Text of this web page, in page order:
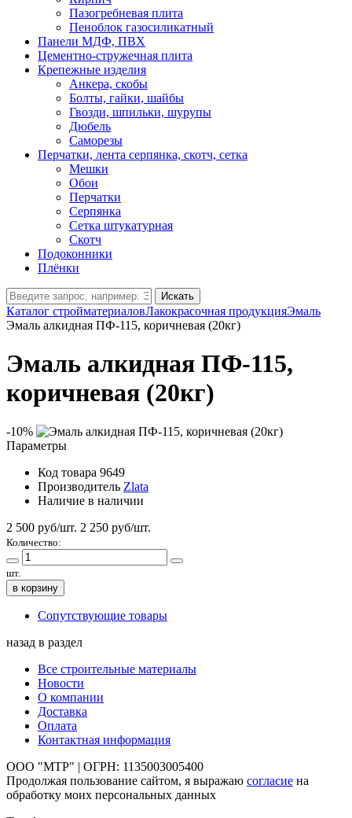
Пазогребневая плита
Пеноблок газосиликатный
Панели МДФ, ПВХ
Цементно-стружечная плита
Крепежные изделия
Анкера, скобы
Болты, гайки, шайбы
Гвозди, шпильки, шурупы
Дюбель
Саморезы
Перчатки, лента серпянка, скотч, сетка
Мешки
Обои
Перчатки
Серпянка
Сетка штукатурная
Скотч
Подоконники
Плёнки
Искать
Каталог стройматериаловЛакокрасочная продукцияЭмаль
Эмаль алкидная ПФ-115, коричневая (20кг)
Эмаль алкидная ПФ-115,
коричневая (20кг)
-10%
Параметры
Код товара 9649
Производитель Zlata
Наличие в наличии
2 500 руб/шт. 2 250 руб/шт.
Количество:
шт.
в корзину
Сопутствующие товары
назад в раздел
Все строительные материалы
Новости
О компании
Доставка
Оплата
Контактная информация
ООО "МТР" | ОГРН: 1135003005400
Продолжая пользование сайтом, я выражаю согласие на
обработку моих персональных данных